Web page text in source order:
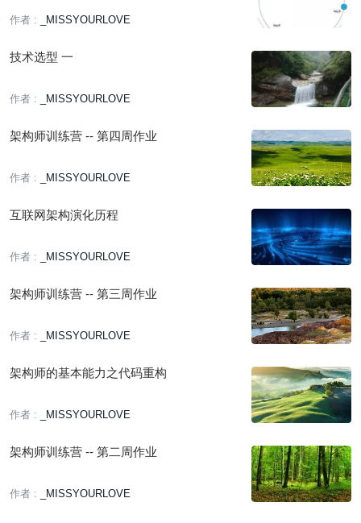
作者 : _MISSYOURLOVE
技术选型 一
作者 : _MISSYOURLOVE
架构师训练营 -- 第四周作业
作者 : _MISSYOURLOVE
互联网架构演化历程
作者 : _MISSYOURLOVE
架构师训练营 -- 第三周作业
作者 : _MISSYOURLOVE
架构师的基本能力之代码重构
作者 : _MISSYOURLOVE
架构师训练营 -- 第二周作业
作者 : _MISSYOURLOVE